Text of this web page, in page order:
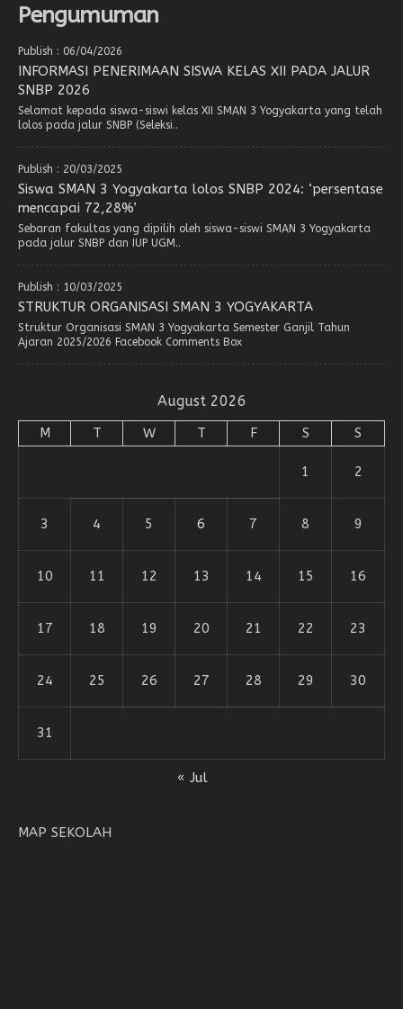
Pengumuman
Publish : 06/04/2026
INFORMASI PENERIMAAN SISWA KELAS XII PADA JALUR
SNBP 2026
Selamat kepada siswa-siswi kelas XII SMAN 3 Yogyakarta yang telah
lolos pada jalur SNBP (Seleksi..
Publish : 20/03/2025
Siswa SMAN 3 Yogyakarta lolos SNBP 2024: ‘persentase
mencapai 72,28%’
Sebaran fakultas yang dipilih oleh siswa-siswi SMAN 3 Yogyakarta
pada jalur SNBP dan IUP UGM..
Publish : 10/03/2025
STRUKTUR ORGANISASI SMAN 3 YOGYAKARTA
Struktur Organisasi SMAN 3 Yogyakarta Semester Ganjil Tahun
Ajaran 2025/2026 Facebook Comments Box
August 2026
M T W T F S S
1 2
3 4 5 6 7 8 9
10 11 12 13 14 15 16
17 18 19 20 21 22 23
24 25 26 27 28 29 30
31
« Jul
MAP SEKOLAH